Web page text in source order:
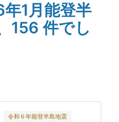
1月能登半
156 件でし
令和６年能登半島地震